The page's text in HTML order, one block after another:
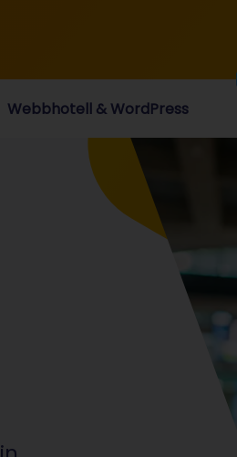
Webbhotell & WordPress